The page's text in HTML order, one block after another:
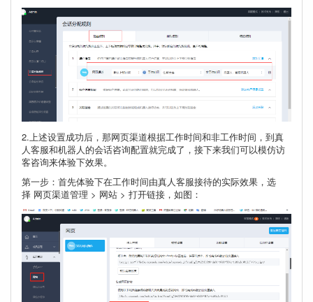
2.上述设置成功后，那网页渠道根据工作时间和非工作时间，到真
人客服和机器人的会话咨询配置就完成了，接下来我们可以模仿访
客咨询来体验下效果。
第一步：首先体验下在工作时间由真人客服接待的实际效果，选
择 网页渠道管理 > 网站 > 打开链接，如图：